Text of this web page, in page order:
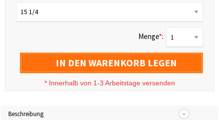
15 1/4
Menge*: 1
IN DEN WARENKORB LEGEN
* Innerhalb von 1-3 Arbeitstage versenden
Beschreibung